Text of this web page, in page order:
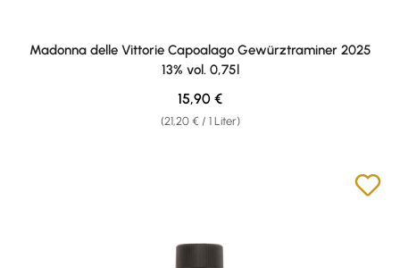
Madonna delle Vittorie Capoalago Gewürztraminer 2025
13% vol. 0,75l
(21,20 € / 1 Liter)
Regulärer Preis:
15,90 €